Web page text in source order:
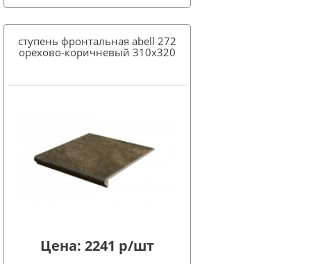
ступень фронтальная abell 272
орехово-коричневый 310x320
Цена: 2241 р/шт